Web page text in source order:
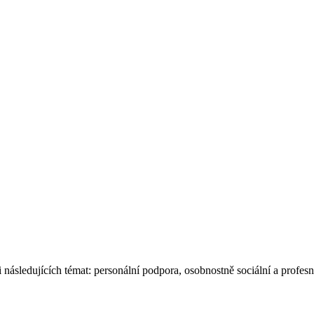
témat: personální podpora, osobnostně sociální a